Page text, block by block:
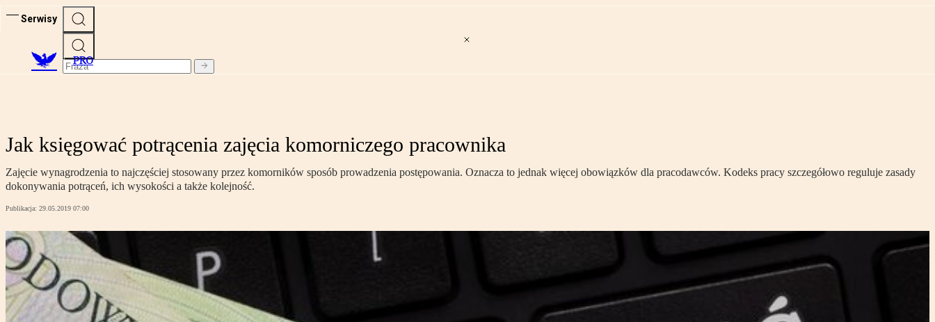
Serwisy
PRO
Jak księgować potrącenia zajęcia komorniczego pracownika
Zajęcie wynagrodzenia to najczęściej stosowany przez komorników sposób prowadzenia postępowania. Oznacza to jednak więcej obowiązków dla pracodawców. Kodeks pracy szczegółowo reguluje zasady
dokonywania potrąceń, ich wysokości a także kolejność.
Publikacja: 29.05.2019 07:00